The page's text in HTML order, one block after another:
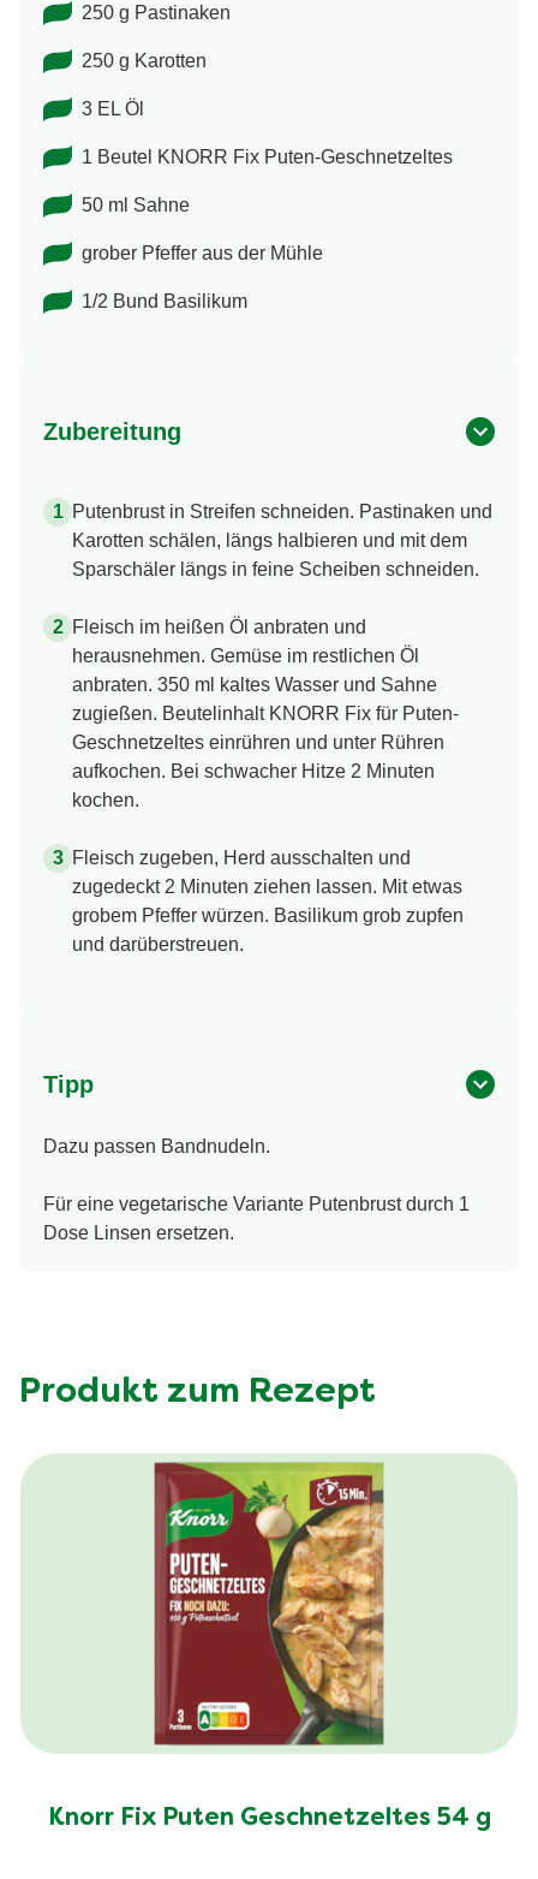
250 g Pastinaken
250 g Karotten
3 EL Öl
1 Beutel KNORR Fix Puten-Geschnetzeltes
50 ml Sahne
grober Pfeffer aus der Mühle
1/2 Bund Basilikum
Zubereitung
Putenbrust in Streifen schneiden. Pastinaken und
Karotten schälen, längs halbieren und mit dem
Sparschäler längs in feine Scheiben schneiden.
Fleisch im heißen Öl anbraten und
herausnehmen. Gemüse im restlichen Öl
anbraten. 350 ml kaltes Wasser und Sahne
zugießen. Beutelinhalt KNORR Fix für Puten-
Geschnetzeltes einrühren und unter Rühren
aufkochen. Bei schwacher Hitze 2 Minuten
kochen.
Fleisch zugeben, Herd ausschalten und
zugedeckt 2 Minuten ziehen lassen. Mit etwas
grobem Pfeffer würzen. Basilikum grob zupfen
und darüberstreuen.
Tipp
Dazu passen Bandnudeln.
Für eine vegetarische Variante Putenbrust durch 1
Dose Linsen ersetzen.
Produkt zum Rezept
Knorr Fix Puten Geschnetzeltes 54 g